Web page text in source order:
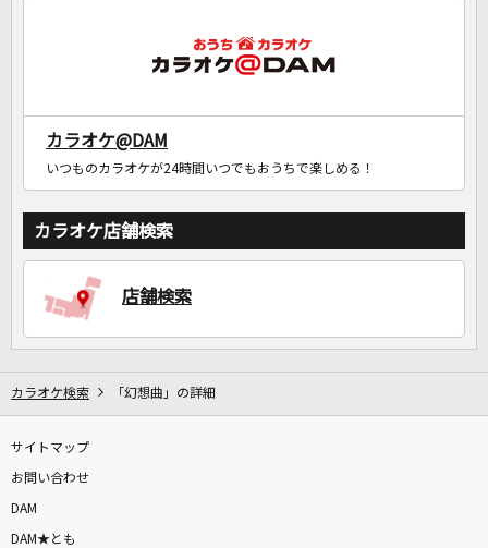
カラオケ@DAM
いつものカラオケが24時間いつでもおうちで楽しめる！
カラオケ店舗検索
店舗検索
カラオケ検索 「幻想曲」の詳細
サイトマップ
お問い合わせ
DAM
DAM★とも